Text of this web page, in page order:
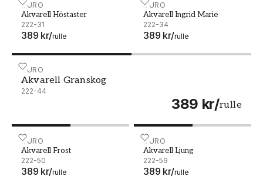
DURO
Akvarell Höstaster
222-31
389 kr/rulle
Akvarell Höstaster - 222-31DURO
Akvarell Ingrid Marie
222-34
389 kr/rulle
Akvarell Ingrid Marie -
DURO
Akvarell Granskog
222-44
389 kr/rulle
Akvarell Granskog - 222-44
DURO
Akvarell Frost
222-50
389 kr/rulle
Akvarell Frost - 222-50 DURO
Akvarell Ljung
222-59
389 kr/rulle
Akvarell Ljung - 222-59